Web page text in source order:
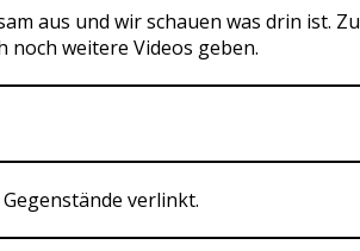
aus und wir schauen was drin ist. Zu
noch weitere Videos geben.
verlinkt.